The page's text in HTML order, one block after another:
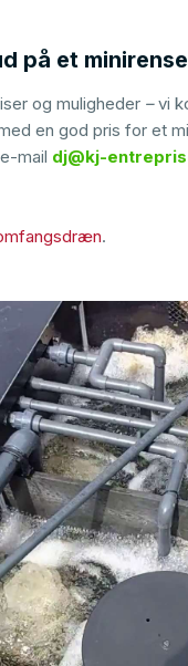
på et
og muligheder –vi
en god pris for et
mail dj@kj-
.